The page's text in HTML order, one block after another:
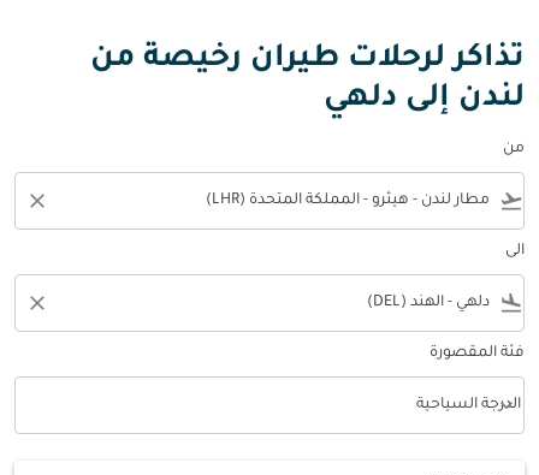
تذاكر لرحلات طيران رخيصة من
لندن إلى دلهي
من
flight_takeoff
close
الى
flight_land
close
فئة المقصورة
فئة المقصورة option الدرجة السياحية Selected
الدرجة السياحية
keyboard_arrow_down